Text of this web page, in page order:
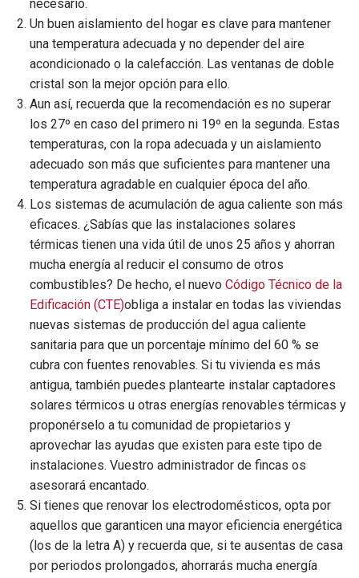
necesario.
Un buen aislamiento del hogar es clave para mantener
una temperatura adecuada y no depender del aire
acondicionado o la calefacción. Las ventanas de doble
cristal son la mejor opción para ello.
Aun así, recuerda que la recomendación es no superar
los 27º en caso del primero ni 19º en la segunda. Estas
temperaturas, con la ropa adecuada y un aislamiento
adecuado son más que suficientes para mantener una
temperatura agradable en cualquier época del año.
Los sistemas de acumulación de agua caliente son más
eficaces. ¿Sabías que las instalaciones solares
térmicas tienen una vida útil de unos 25 años y ahorran
mucha energía al reducir el consumo de otros
combustibles? De hecho, el nuevoCódigo Técnico de la
Edificación (CTE)obliga a instalar en todas las viviendas
nuevas sistemas de producción del agua caliente
sanitaria para que un porcentaje mínimo del 60 % se
cubra con fuentes renovables. Si tu vivienda es más
antigua, también puedes plantearte instalar captadores
solares térmicos u otras energías renovables térmicas y
proponérselo a tu comunidad de propietarios y
aprovechar las ayudas que existen para este tipo de
instalaciones. Vuestro administrador de fincas os
asesorará encantado.
Si tienes que renovar los electrodomésticos, opta por
aquellos que garanticen una mayor eficiencia energética
(los de la letra A) y recuerda que, si te ausentas de casa
por periodos prolongados, ahorrarás mucha energía